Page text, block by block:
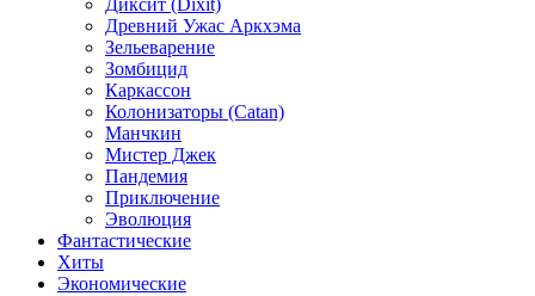
Диксит (Dixit)
Древний Ужас Аркхэма
Зельеварение
Зомбицид
Каркассон
Колонизаторы (Catan)
Манчкин
Мистер Джек
Пандемия
Приключение
Эволюция
Фантастические
Хиты
Экономические